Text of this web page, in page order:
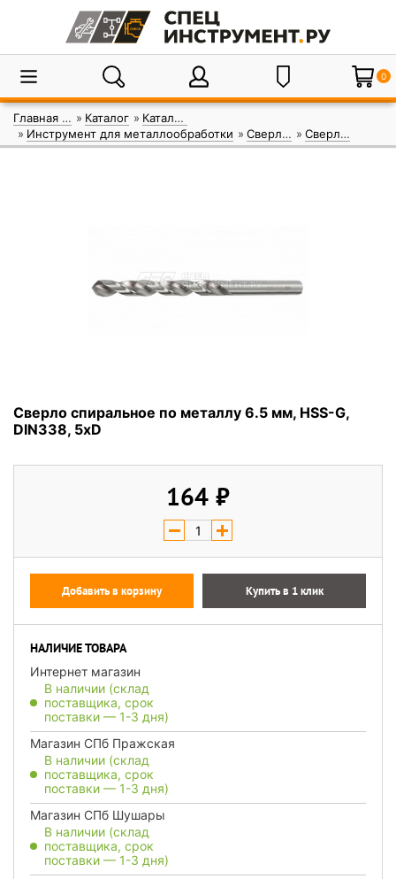
0
Главная страница Каталог
Каталог инструмента
Инструмент для металлообработки
Сверла по металлу цилиндрический хвоставик Сверла по металлу цилиндрический хвоставик GARWIN INDUSTRIAL
Сверло спиральное по металлу 6.5 мм, HSS-G,
DIN338, 5xD
164
Добавить в корзину Купить в 1 клик
НАЛИЧИЕ ТОВАРА
Интернет магазин
В наличии (склад
поставщика, срок
поставки — 1-3 дня)
Магазин СПб Пражская
В наличии (склад
поставщика, срок
поставки — 1-3 дня)
Магазин СПб Шушары
В наличии (склад
поставщика, срок
поставки — 1-3 дня)